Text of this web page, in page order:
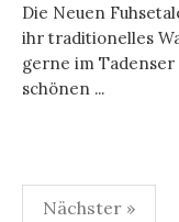
Die Neuen
ihr traditionelles
gerne im
schönen ...
Nächster »